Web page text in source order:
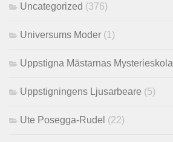
Uncategorized (376)
Universums Moder (1)
Uppstigna Mästarnas Mysterieskola
Uppstigningens Ljusarbeare (5)
Ute Posegga-Rudel (22)